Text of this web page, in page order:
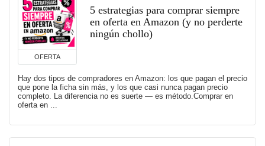
OFERTA
5 estrategias para comprar siempre
en oferta en Amazon (y no perderte
ningún chollo)
Hay dos tipos de compradores en Amazon: los que pagan el precio
que pone la ficha sin más, y los que casi nunca pagan precio
completo. La diferencia no es suerte — es método.Comprar en
oferta en ...